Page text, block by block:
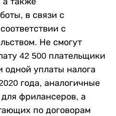
в связи с
с
Не смогут
42 500 плательщики
одной уплаты налога
года, аналогичные
фрилансеров, а
по договорам